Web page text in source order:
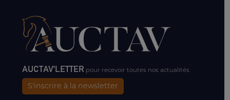
AUCTAV'LETTER pour recevoir toutes nos actualités
S'inscrire à la newsletter